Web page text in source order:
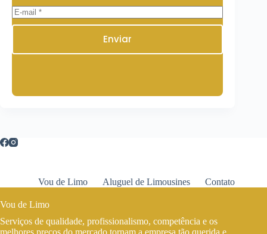
Enviar
Vou de Limo Aluguel de Limousines Contato
Vou de Limo
Serviços de qualidade, profissionalismo, competência e os
melhores preços do mercado tornam a empresa tão querida e